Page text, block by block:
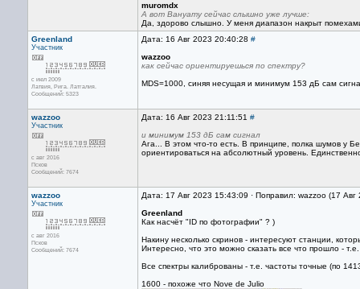
muromdx
А вот Вануату сейчас слышно уже лучше:
Да, здорово слышно. У меня диапазон накрыт
Greenland
Участник
с июл 2009
Латвия, Рига. Латгалия.
Сообщений: 5323
Дата: 16 Авг 2023 20:40:28 #
wazzoo
как сейчас ориентируешься по спектру?
MDS=1000, синяя несущая и минимум 153 дБ сам
wazzoo
Участник
с авг 2016
Псков
Сообщений: 7674
Дата: 16 Авг 2023 21:11:51 #
и минимум 153 дБ сам сигнал
Ага... В этом что-то есть. В принципе, полка шумов у
ориентироваться на абсолютный уровень.
wazzoo
Участник
с авг 2016
Псков
Сообщений: 7674
Дата: 17 Авг 2023 15:43:09 · Поправил: wazzoo (17
Greenland
Как насчёт "ID по фотографии" ? )
Накину несколько скринов - интересуют станции,
Интересно, что это можно сказать все что прошло -
Все спектры калиброваны - т.е. частоты точные (по
1600 - похоже что Nove de Julio